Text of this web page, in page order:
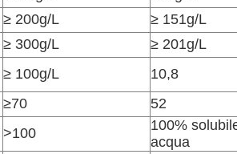
≥ 200g/L
≥ 151g/L
≥ 300g/L
≥ 201g/L
≥ 100g/L
10,8
≥70
52
>100
100%
acqua